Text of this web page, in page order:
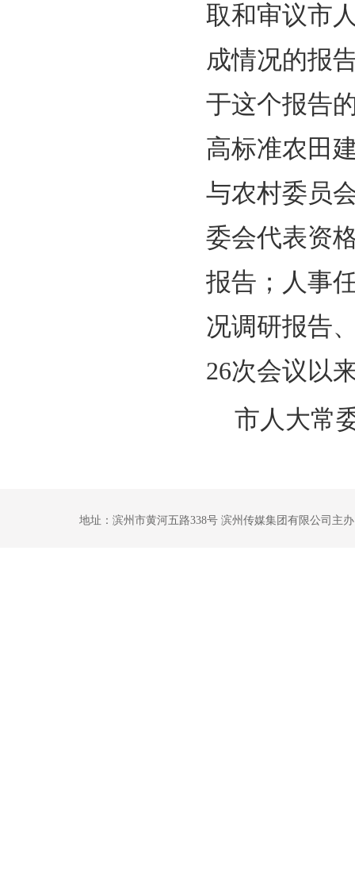
取和审议市
成情况的报
于这个报告
高标准农田
与农村委员
委会代表资
报告；人事
况调研报告
26次会议以
市人大常
地址：滨州市黄河五路338号 滨州传媒集团有限公司主